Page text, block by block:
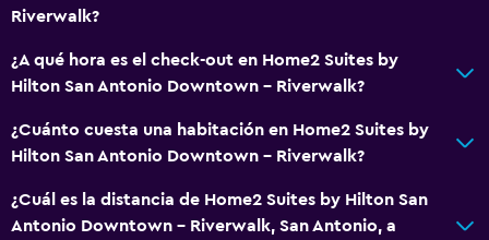
Riverwalk?
¿A qué hora es el check-out en Home2 Suites by
Hilton San Antonio Downtown - Riverwalk?
¿Cuánto cuesta una habitación en Home2 Suites by
Hilton San Antonio Downtown - Riverwalk?
¿Cuál es la distancia de Home2 Suites by Hilton San
Antonio Downtown - Riverwalk, San Antonio, a